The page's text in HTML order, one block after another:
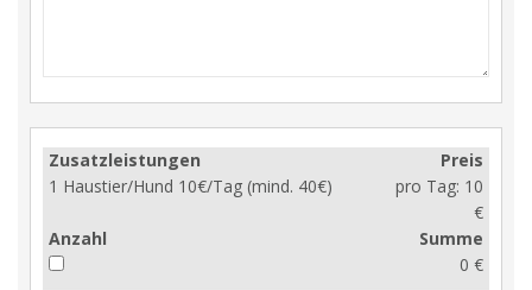
Zusatzleistungen
1 Haustier/Hund 10€/Tag (mind. 40€)
Preis
pro Tag: 10
€
Anzahl
Summe
0 €